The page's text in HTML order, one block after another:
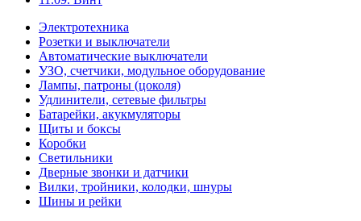
Электротехника
Розетки и выключатели
Автоматические выключатели
УЗО, счетчики, модульное оборудование
Лампы, патроны (цоколя)
Удлинители, сетевые фильтры
Батарейки, акукмуляторы
Щиты и боксы
Коробки
Светильники
Дверные звонки и датчики
Вилки, тройники, колодки, шнуры
Шины и рейки